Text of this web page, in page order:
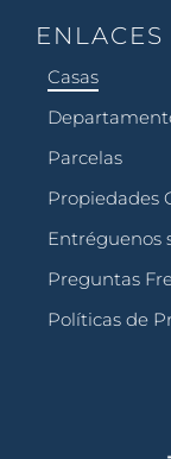
ENLACES
Casas
Parcelas
Propiedades
Entréguenos
Preguntas
Políticas de